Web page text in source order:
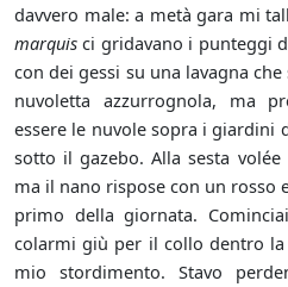
davvero male: a metà gara mi
marquis ci gridavano i punteggi
con dei gessi su una lavagna
nuvoletta azzurrognola, ma
essere le nuvole sopra i giardini
sotto il gazebo. Alla sesta
ma il nano rispose con un rosso
primo della giornata.
colarmi giù per il collo dentro
mio stordimento. Stavo